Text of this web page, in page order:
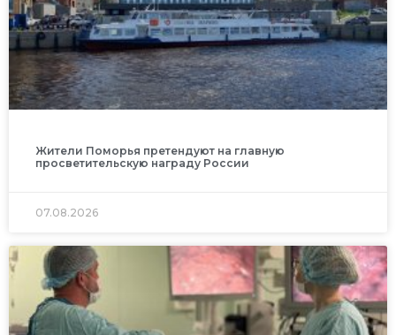
Жители Поморья претендуют на главную
просветительскую награду России
07.08.2026